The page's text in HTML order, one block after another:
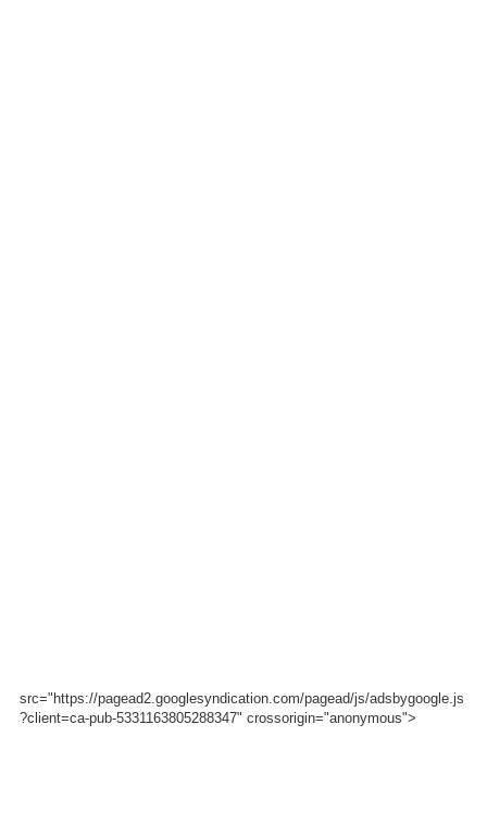
src="https://pagead2.googlesyndication.com/pagead/js/adsbygoogle.js
?client=ca-pub-5331163805288347" crossorigin="anonymous">